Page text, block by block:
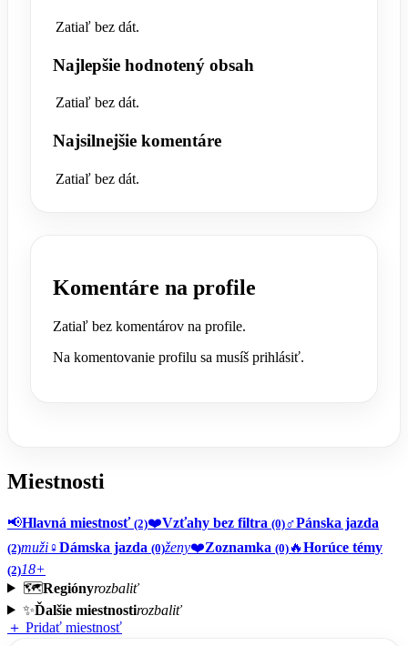
Zatiaľ bez dát.
Najlepšie hodnotený obsah
Zatiaľ bez dát.
Najsilnejšie komentáre
Zatiaľ bez dát.
Komentáre na profile
Zatiaľ bez komentárov na profile.
Na komentovanie profilu sa musíš prihlásiť.
Miestnosti
📢Hlavná miestnosť (2)❤️Vzťahy bez filtra (0)♂️Pánska jazda
(2)muži♀️Dámska jazda (0)ženy❤️Zoznamka (0) 🔥Horúce témy
(2)18+
🗺️Regiónyrozbaliť
✨Ďalšie miestnostirozbaliť
＋ Pridať miestnosť